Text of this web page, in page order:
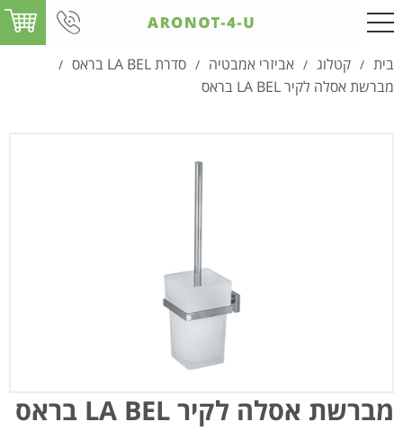
בית / קטלוג / אביזרי אמבטיה / סדרת LA BEL בראס /
מברשת אסלה לקיר LA BEL בראס
מברשת אסלה לקיר LA BEL בראס